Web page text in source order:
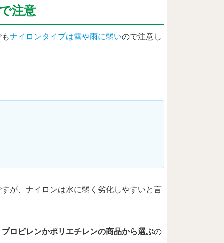
注意
ナイロンタイプは雪や雨に弱いので注意し
が、ナイロンは水に弱く劣化しやすいと言
プロピレンかポリエチレンの商品から選ぶの